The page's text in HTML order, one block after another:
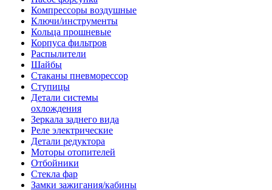
Компрессоры воздушные
Ключи/инструменты
Кольца прошневые
Корпуса фильтров
Распылители
Шайбы
Стаканы пневморессор
Ступицы
Детали системы
охлождения
Зеркала заднего вида
Реле электрические
Детали редуктора
Моторы отопителей
Отбойники
Стекла фар
Замки зажигания/кабины